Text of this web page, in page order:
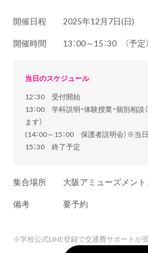
開催日程
2025年12月7日(日)
開催時間
13：00～15：30 （予
当日のスケジュール
12：30 受付開始
13：00 学科説明・体験授業・個別相
ます）
(14：00～15：00 保護者説明会）※当
15：30 終了予定
集合場所
大阪アミューズメン
備考
要予約
※学校公式LINE登録で交通費サポートが